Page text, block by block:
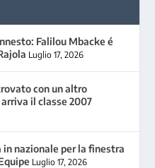
Falilou Mbacke é
Luglio 17, 2026
con un altro
il classe 2007
nazionale per la finestra
Luglio 17, 2026